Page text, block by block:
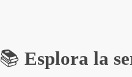
📚Esplora la